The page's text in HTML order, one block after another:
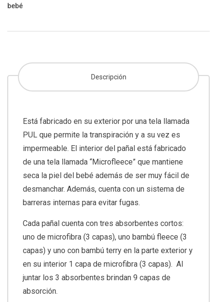
bebé
Descripción
Está fabricado en su exterior por una tela llamada
PUL que permite la transpiración y a su vez es
impermeable. El interior del pañal está fabricado
de una tela llamada “Microfleece” que mantiene
seca la piel del bebé además de ser muy fácil de
desmanchar. Además, cuenta con un sistema de
barreras internas para evitar fugas.
Cada pañal cuenta con tres absorbentes cortos:
uno de microfibra (3 capas), uno bambú fleece (3
capas) y uno con bambú terry en la parte exterior y
en su interior 1 capa de microfibra (3 capas). Al
juntar los 3 absorbentes brindan 9 capas de
absorción.